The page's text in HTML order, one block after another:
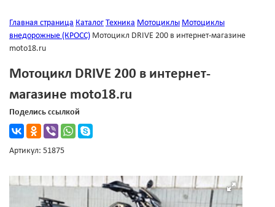
Главная страница Каталог Техника Мотоциклы Мотоциклы
внедорожные (КРОСС) Мотоцикл DRIVE 200 в интернет-магазине
moto18.ru
Мотоцикл DRIVE 200 в интернет-
магазине moto18.ru
Поделись ссылкой
Артикул: 51875